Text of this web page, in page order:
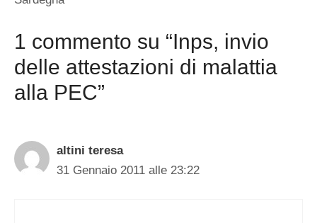
1 commento su “Inps, invio
delle attestazioni di malattia
alla PEC”
altini teresa
31 Gennaio 2011 alle 23:22